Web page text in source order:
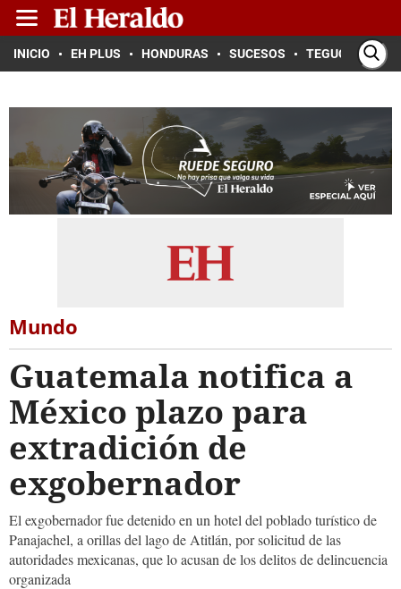
INICIO EH PLUS HONDURAS SUCESOS TEGUCIGALPA
Mundo
Guatemala notifica a
México plazo para
extradición de
exgobernador
El exgobernador fue detenido en un hotel del poblado turístico de
Panajachel, a orillas del lago de Atitlán, por solicitud de las
autoridades mexicanas, que lo acusan de los delitos de delincuencia
organizada